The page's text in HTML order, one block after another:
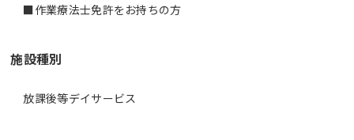
■作業療法士免許をお持ちの方
施設種別
放課後等デイサービス